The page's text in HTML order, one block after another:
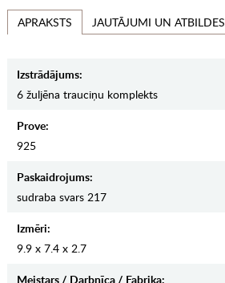
APRAKSTS JAUTĀJUMI UN ATBILDES
Izstrādājums:
6 žuljēna trauciņu komplekts
Prove:
925
Paskaidrojums:
sudraba svars 217
Izmēri:
9.9 x 7.4 x 2.7
Meistars / Darbnīca / Fabrika: